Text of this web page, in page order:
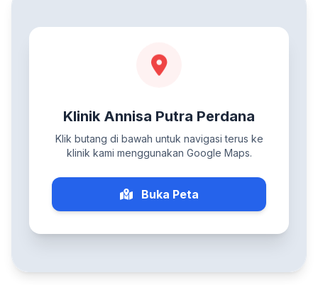
Klinik Annisa Putra Perdana
Klik butang di bawah untuk navigasi terus ke
klinik kami menggunakan Google Maps.
Buka Peta